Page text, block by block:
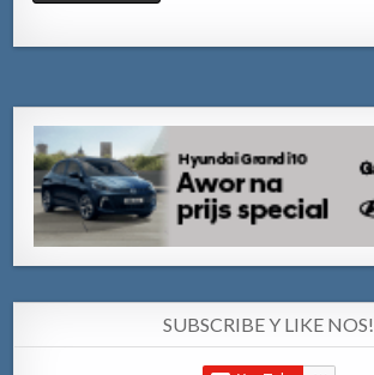
SUBSCRIBE Y LIKE NOS!